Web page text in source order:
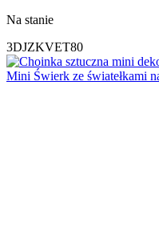
Na stanie
3DJZKVET80